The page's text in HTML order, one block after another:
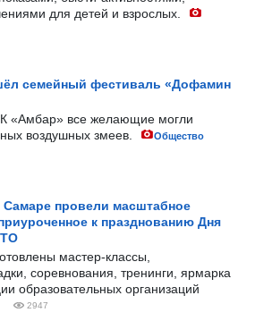
для детей и взрослых.
семейный фестиваль «Дофамин
«Амбар» все желающие могли
воздушных змеев.
Общество
Самаре провели масштабное
к празднованию Дня
мастер-классы,
соревнования, тренинги, ярмарка
образовательных организаций
2947